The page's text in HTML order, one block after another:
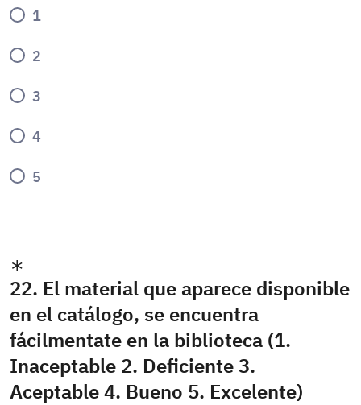
1
2
3
4
5
22. El material que aparece disponible
en el catálogo, se encuentra
fácilmentate en la biblioteca (1.
Inaceptable 2. Deficiente 3.
Aceptable 4. Bueno 5. Excelente)